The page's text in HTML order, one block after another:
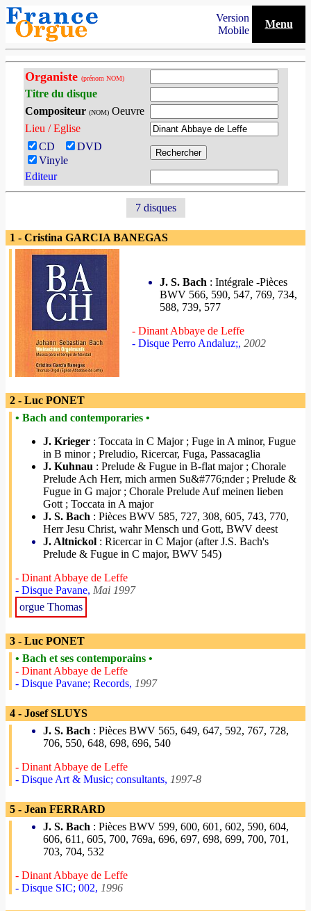
Version
Mobile
Menu
Organiste (prénom NOM)
Titre du disque
Compositeur (NOM)Oeuvre
Lieu / Eglise
CD
DVD
Vinyle
Editeur
7 disques
1 - Cristina GARCIA BANEGAS
J. S. Bach : Intégrale -Pièces
BWV 566, 590, 547, 769, 734,
588, 739, 577
- Dinant Abbaye de Leffe
- Disque Perro Andaluz;, 2002
2 - Luc PONET
• Bach and contemporaries •
J. Krieger : Toccata in C Major ; Fuge in A minor, Fugue
in B minor ; Preludio, Ricercar, Fuga, Passacaglia
J. Kuhnau : Prelude & Fugue in B-flat major ; Chorale
Prelude Ach Herr, mich armen Su&#776;nder ; Prelude &
Fugue in G major ; Chorale Prelude Auf meinen lieben
Gott ; Toccata in A major
J. S. Bach : Pièces BWV 585, 727, 308, 605, 743, 770,
Herr Jesu Christ, wahr Mensch und Gott, BWV deest
J. Altnickol : Ricercar in C Major (after J.S. Bach's
Prelude & Fugue in C major, BWV 545)
- Dinant Abbaye de Leffe
- Disque Pavane, Mai 1997
orgue Thomas
3 - Luc PONET
• Bach et ses contemporains •
- Dinant Abbaye de Leffe
- Disque Pavane; Records, 1997
4 - Josef SLUYS
J. S. Bach : Pièces BWV 565, 649, 647, 592, 767, 728,
706, 550, 648, 698, 696, 540
- Dinant Abbaye de Leffe
- Disque Art & Music; consultants, 1997-8
5 - Jean FERRARD
J. S. Bach : Pièces BWV 599, 600, 601, 602, 590, 604,
606, 611, 605, 700, 769a, 696, 697, 698, 699, 700, 701,
703, 704, 532
- Dinant Abbaye de Leffe
- Disque SIC; 002, 1996